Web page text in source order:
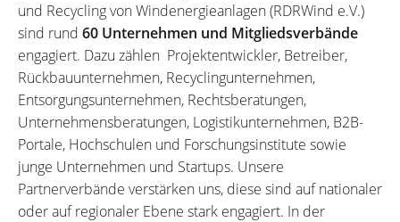
und Recycling von Windenergieanlagen (RDRWind e.V.)
sind rund 60 Unternehmen und Mitgliedsverbände
engagiert. Dazu zählen Projektentwickler, Betreiber,
Rückbauunternehmen, Recyclingunternehmen,
Entsorgungsunternehmen, Rechtsberatungen,
Unternehmensberatungen, Logistikunternehmen, B2B-
Portale, Hochschulen und Forschungsinstitute sowie
junge Unternehmen und Startups. Unsere
Partnerverbände verstärken uns, diese sind auf nationaler
oder auf regionaler Ebene stark engagiert. In der